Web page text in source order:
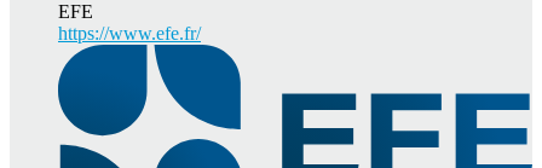
EFE
https://www.efe.fr/